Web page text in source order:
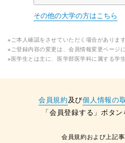
その他の大学の方はこちら
※ご本人確認をさせていただく場合があります
※ご登録内容の変更は、会員情報変更ページ
※医学生とは主に、医学部医学科に属する学
会員規約及び個人情報の
「会員登録する」ボタ
会員規約および上記